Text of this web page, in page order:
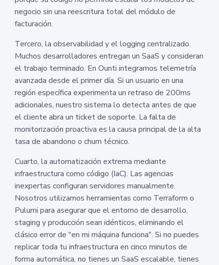
negocio sin una reescritura total del módulo de
facturación.
Tercero, la observabilidad y el logging centralizado.
Muchos desarrolladores entregan un SaaS y consideran
el trabajo terminado. En Ounti integramos telemetría
avanzada desde el primer día. Si un usuario en una
región específica experimenta un retraso de 200ms
adicionales, nuestro sistema lo detecta antes de que
el cliente abra un ticket de soporte. La falta de
monitorización proactiva es la causa principal de la alta
tasa de abandono o churn técnico.
Cuarto, la automatización extrema mediante
infraestructura como código (IaC). Las agencias
inexpertas configuran servidores manualmente.
Nosotros utilizamos herramientas como Terraform o
Pulumi para asegurar que el entorno de desarrollo,
staging y producción sean idénticos, eliminando el
clásico error de "en mi máquina funciona". Si no puedes
replicar toda tu infraestructura en cinco minutos de
forma automática, no tienes un SaaS escalable, tienes